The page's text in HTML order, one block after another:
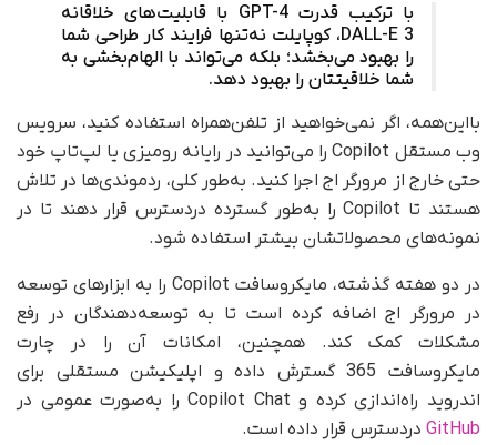
با ترکیب قدرت GPT-4 با قابلیت‌های خلاقانه
DALL-E 3، کوپایلت نه‌تنها فرایند کار طراحی شما
را بهبود می‌بخشد؛ بلکه می‌تواند با الهام‌بخشی به
شما خلاقیتتان را بهبود دهد.
بااین‌همه، اگر نمی‌خواهید از تلفن‌همراه استفاده کنید، سرویس
وب مستقل Copilot را می‌توانید در رایانه رومیزی یا لپ‌تاپ خود
حتی خارج از مرورگر اج اجرا کنید. به‌طور کلی، ردموندی‌ها در تلاش
هستند تا Copilot را به‌طور گسترده در‌دسترس قرار دهند تا در
نمونه‌های محصولاتشان بیشتر استفاده شود.
در دو هفته گذشته، مایکروسافت Copilot را به ابزارهای توسعه
در مرورگر اج اضافه کرده است تا به توسعه‌دهندگان در رفع
مشکلات کمک کند. همچنین، امکانات آن را در چارت
مایکروسافت 365 گسترش داده و اپلیکیشن مستقلی برای
اندروید راه‌اندازی کرده و Copilot Chat را به‌صورت عمومی در
GitHub در‌دسترس قرار داده است.